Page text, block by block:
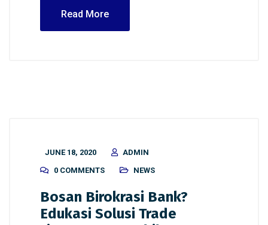
Read More
JUNE 18, 2020
ADMIN
0 COMMENTS
NEWS
Bosan Birokrasi Bank?
Edukasi Solusi Trade